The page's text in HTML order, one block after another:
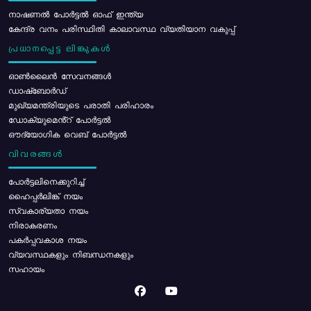
നാഷണൽ പോർട്ടൽ ഓഫ് ഇന്ത്യ
കേന്ദ്ര വനം പരിസ്ഥിതി കാലാവസ്ഥ വ്യതിയാന വകുപ്പ്
പ്രധാനപ്പെട്ട ലിങ്കുകൾ
ഓൺലൈൻ സേവനങ്ങൾ
ഡാഷ്ബോർഡ്
മുഖ്യമന്ത്രിയുടെ പരാതി പരിഹാരം
ഡോക്യുമെൻ്റ് പോർട്ടൽ
ഔദ്യോഗിക വെബ് പോർട്ടൽ
വിവരങ്ങൾ
പോര്‍ട്ടലിനെക്കുറിച്ച്
ഹൈപ്പർലിങ്ക് നയം
സ്വകാര്യതാ നയം
നിരാകരണം
പകർപ്പവകാശ നയം
വ്യവസ്ഥകളും നിബന്ധനകളും
സഹായം